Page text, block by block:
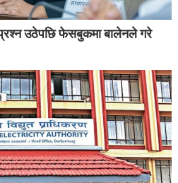
उठेपछि फेसबुकमा बालेनले गरे